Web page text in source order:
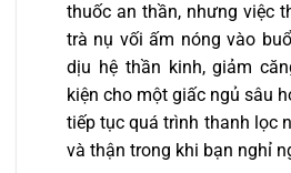
thuốc an thần, nhưng việc
trà nụ vối ấm nóng vào
dịu hệ thần kinh, giảm
kiện cho một giấc ngủ sâu
tiếp tục quá trình thanh lọc
và thận trong khi bạn nghỉ